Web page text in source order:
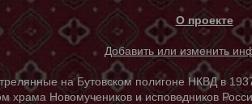
О проекте
Добавить или изменить
на Бутовском полигоне НКВД в
храма Новомучеников и исповедников